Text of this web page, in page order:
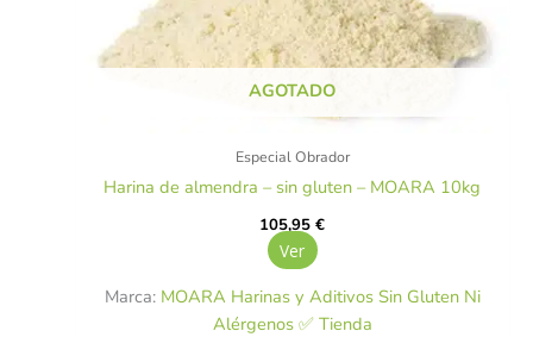
AGOTADO
Especial Obrador
Harina de almendra – sin gluten – MOARA 10kg
105,95€
Ver
Marca: MOARA Harinas y Aditivos Sin Gluten Ni
Alérgenos ✅ Tienda